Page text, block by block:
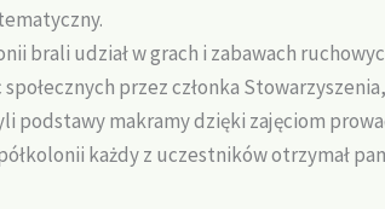
brali udział w grach i zabawach
przez członka Stowarzyszenia,
podstawy makramy dzięki zajęciom
każdy z uczestników otrzymał